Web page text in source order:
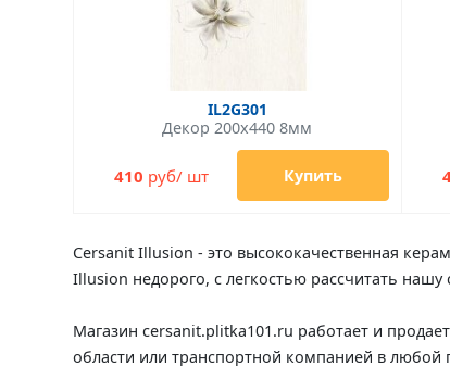
IL2G301
Декор 200x440 8мм
410 руб/ шт Купить
Cersanit Illusion - это высококачественная
Illusion недорого, с легкостью рассчитать
Магазин cersanit.plitka101.ru работает и
области или транспортной компанией в любой